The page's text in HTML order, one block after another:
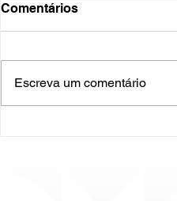
Comentários
Escreva um comentário